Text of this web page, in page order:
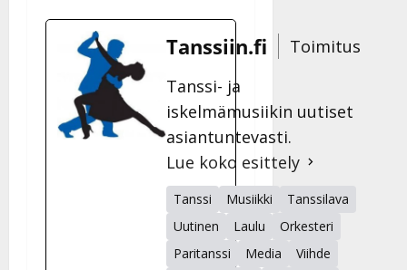
Tanssiin.fi
Toimitus
Tanssi- ja
iskelmämusiikin uutiset
asiantuntevasti.
Lue koko esittely
Tanssi Musiikki
Tanssilava
Uutinen
Laulu
Orkesteri
Paritanssi
Media
Viihde